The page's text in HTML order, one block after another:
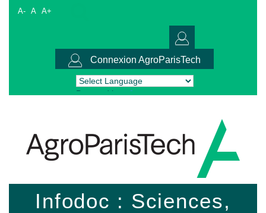
A- A A+
Connexion AgroParisTech
Powered by Translate
Infodoc : Sciences,